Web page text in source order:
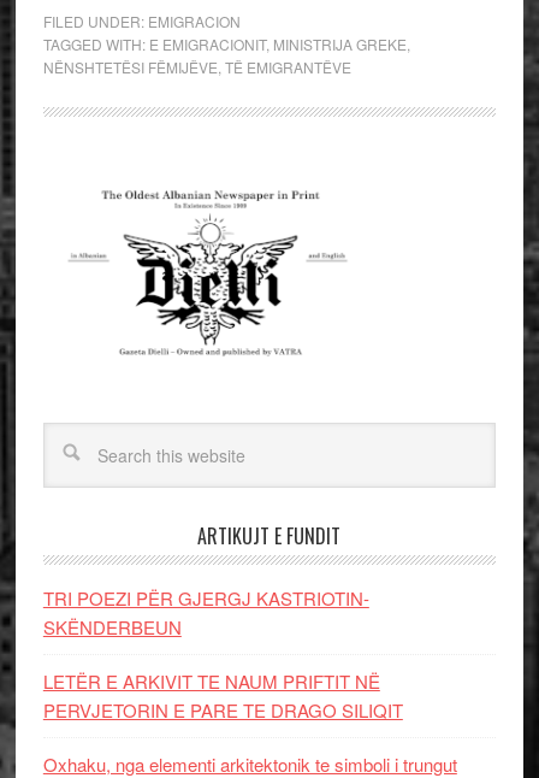
FILED UNDER: EMIGRACION
TAGGED WITH: E EMIGRACIONIT, MINISTRIJA GREKE
NËNSHTETËSI FËMIJËVE TË EMIGRANTËVE
ARTIKUJT E FUNDIT
TRI POEZI PËR GJERGJ KASTRIOTIN-
SKËNDERBEUN
LETËR E ARKIVIT TE NAUM PRIFTIT NË
PERVJETORIN E PARE TE DRAGO SILIQIT
Oxhaku, nga elementi arkitektonik te simboli i trungut